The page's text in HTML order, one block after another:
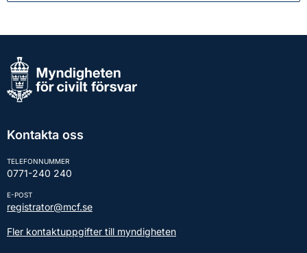
Kontakta oss
TELEFONNUMMER
0771-240 240
E-POST
registrator@mcf.se
Fler kontaktuppgifter till myndigheten